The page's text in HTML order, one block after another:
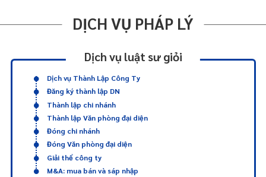
DỊCH VỤ PHÁP LÝ
Dịch vụ luật sư giỏi
Dịch vụ Thành Lập Công Ty
Đăng ký thành lập DN
Thành lập chi nhánh
Thành lập Văn phòng đại diện
Đóng chi nhánh
Đóng Văn phòng đại diện
Giải thể công ty
M&A: mua bán và sáp nhập